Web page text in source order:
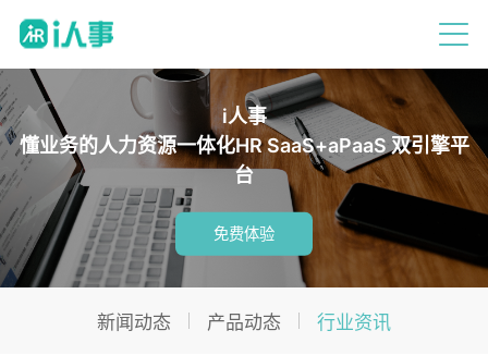
i人事
懂业务的人力资源一体化HR SaaS+aPaaS 双引擎平
台
免费体验
新闻动态 产品动态 行业资讯